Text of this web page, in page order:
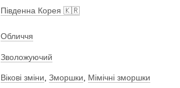
Південна Корея 🇰🇷
Обличчя
Зволожуючий
Вікові зміни Зморшки Мімічні зморшки